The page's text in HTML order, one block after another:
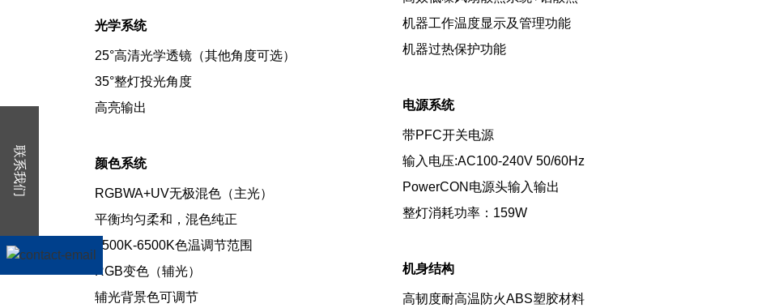
光学系统
25°高清光学透镜（其他角度可选）
35°整灯投光角度
高亮输出
颜色系统
RGBWA+UV无极混色（主光）
平衡均匀柔和，混色纯正
2500K-6500K色温调节范围
RGB变色（辅光）
辅光背景色可调节
机器工作温度显示及管理功能
机器过热保护功能
电源系统
带PFC开关电源
输入电压:AC100-240V 50/60Hz
PowerCON电源头输入输出
整灯消耗功率：159W
机身结构
高韧度耐高温防火ABS塑胶材料
联系我们